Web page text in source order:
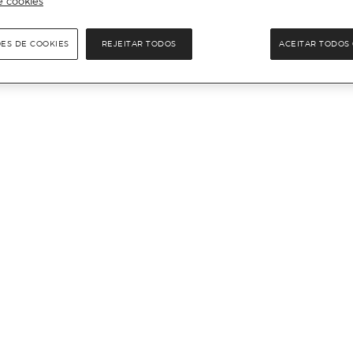
REJEITAR TODOS ACEITAR TODOS
DE COOKIES